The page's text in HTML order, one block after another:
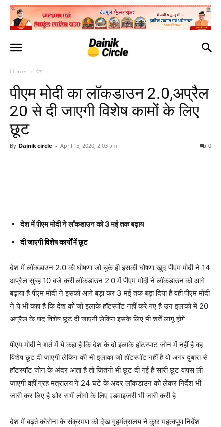
Home देश
पीएम मोदी का लॉकडाउन 2.0,अप्रैल
20 से दी जाएगी विशेष कामों के लिए
छूट
By Dainik circle - April 15, 2020, 2:03 pm 0
देश में पीएम मोदी ने लॉकडाउन को 3 मई तक बढ़ाय
दी जाएगी विशेष कार्यों में छूट
देश में लॉकडाउन 2.0 की घोषणा जो चुके ही इसकी घोषणा खुद पीएम मोदी ने 14
अप्रैल सुबह 10 बजे करी लॉकडाउन 2.0 में पीएम मोदी ने लॉकडाउन को आगे
बढ़ाया है पीएम मोदी ने इसको आगे बड़ा कर 3 मई तक बड़ा दिया है वहीं पीएम मोदी
ने ये भी कहा है कि देश को जो इलाके हॉटस्पॉट नहीं करे गए है उन इलाकों में 20
अप्रैल के बाद विशेष छूट दी जाएगी लेकिन इसके लिए भी शर्तें लागू होंगे
पीएम मोदी ने शर्त में ये कहा है कि देश के दो इलाके हॉटस्पाट जोन में नहीं है वह
विशेष छूट दी जाएगी लेकिन की भी इलाका जो हॉटस्पॉट नहीं है वो अगर दुबारा से
हॉटस्पॉट जोन के अंदर आता है तो जितनी भी छूट दी गई है सारी छूट वापस ली
जाएगी वहीं ग्रह मंत्रालय ने 24 घंटे के अंदर लॉकडाउन को लेकर निर्देश भी
जारी कर लिए है ओर सभी लोगो के लिए एडवाइजरी भी जारी करी हे
देश में बढ़ते कोरोना के संक्रमण को देख गृहमंत्रालय ने कुछ महत्वपू्ण निर्देश